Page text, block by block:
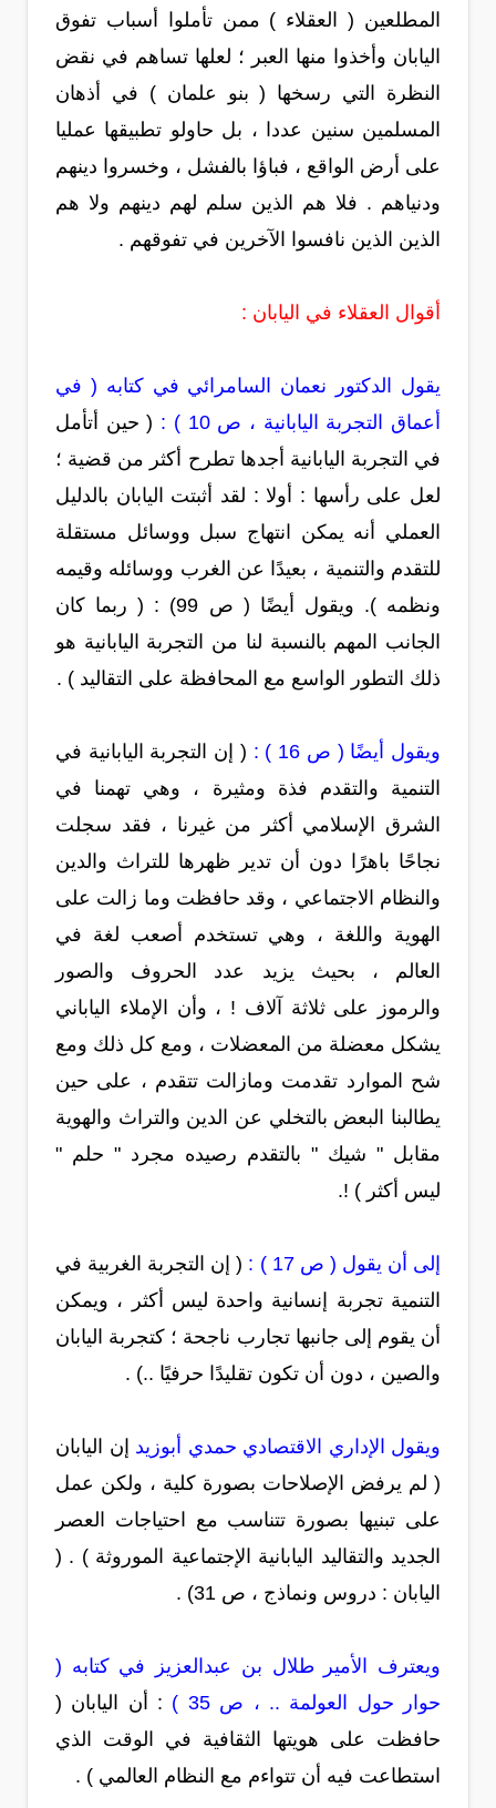
المطلعين ( العقلاء ) ممن تأملوا أسباب تفوق
اليابان وأخذوا منها العبر ؛ لعلها تساهم في نقض
النظرة التي رسخها ( بنو علمان ) في أذهان
المسلمين سنين عددا ، بل حاولو تطبيقها عمليا
على أرض الواقع ، فباؤا بالفشل ، وخسروا دينهم
ودنياهم . فلا هم الذين سلم لهم دينهم ولا هم
الذين الذين نافسوا الآخرين في تفوقهم .
أقوال العقلاء في اليابان :
يقول الدكتور نعمان السامرائي في كتابه ( في
أعماق التجربة اليابانية ، ص 10 ) :
( حين أتأمل
في التجربة اليابانية أجدها تطرح أكثر من قضية ؛
لعل على رأسها : أولا : لقد أثبتت اليابان بالدليل
العملي أنه يمكن انتهاج سبل ووسائل مستقلة
للتقدم والتنمية ، بعيدًا عن الغرب ووسائله وقيمه
ونظمه ). ويقول أيضًا ( ص 99) : ( ربما كان
الجانب المهم بالنسبة لنا من التجربة اليابانية هو
ذلك التطور الواسع مع المحافظة على التقاليد ) .
ويقول أيضًا ( ص 16 ) :
( إن التجربة اليابانية في
التنمية والتقدم فذة ومثيرة ، وهي تهمنا في
الشرق الإسلامي أكثر من غيرنا ، فقد سجلت
نجاحًا باهرًا دون أن تدير ظهرها للتراث والدين
والنظام الاجتماعي ، وقد حافظت وما زالت على
الهوية واللغة ، وهي تستخدم أصعب لغة في
العالم ، بحيث يزيد عدد الحروف والصور
والرموز على ثلاثة آلاف ! ، وأن الإملاء الياباني
يشكل معضلة من المعضلات ، ومع كل ذلك ومع
شح الموارد تقدمت ومازالت تتقدم ، على حين
يطالبنا البعض بالتخلي عن الدين والتراث والهوية
مقابل " شيك " بالتقدم رصيده مجرد " حلم "
ليس أكثر ) !.
إلى أن يقول ( ص 17 ) :
( إن التجربة الغربية في
التنمية تجربة إنسانية واحدة ليس أكثر ، ويمكن
أن يقوم إلى جانبها تجارب ناجحة ؛ كتجربة اليابان
والصين ، دون أن تكون تقليدًا حرفيًا ..) .
ويقول الإداري الاقتصادي حمدي أبوزيد إن اليابان
( لم يرفض الإصلاحات بصورة كلية ، ولكن عمل
على تبنيها بصورة تتناسب مع احتياجات العصر
الجديد والتقاليد اليابانية الإجتماعية الموروثة ) . (
اليابان : دروس ونماذج ، ص 31) .
ويعترف الأمير طلال بن عبدالعزيز في كتابه (
حوار حول العولمة .. ، ص 35 )
: أن اليابان (
حافظت على هويتها الثقافية في الوقت الذي
استطاعت فيه أن تتواءم مع النظام العالمي ) .